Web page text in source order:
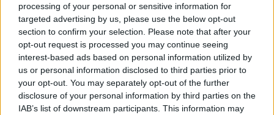
processing of your personal or sensitive information for
targeted advertising by us, please use the below opt-out
section to confirm your selection. Please note that after your
opt-out request is processed you may continue seeing
interest-based ads based on personal information utilized by
us or personal information disclosed to third parties prior to
your opt-out. You may separately opt-out of the further
disclosure of your personal information by third parties on the
IAB’s list of downstream participants. This information may
«Ρε συ, ένας μαλ@κ@ς θα χαλάσει 1.000 άτομα
εδώ μέσα; Βγάλε τον έξω ρε, βγάλε τον έξω. Έξω!
Άντε γ@μ@σου να πούμε».
Ωστόσο, κάποιοι γράφουν ότι τοπεριστατικόδεν
συνέβη τώρα αλλά έχει γίνει παλαιότερα και απλά
τώρα ανέβηκε ξανά το βίντεο στα social media.